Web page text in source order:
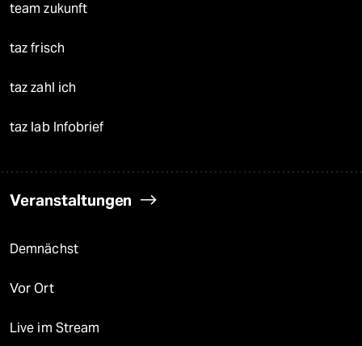
team zukunft
taz frisch
taz zahl ich
taz lab Infobrief
Veranstaltungen
Demnächst
Vor Ort
Live im Stream